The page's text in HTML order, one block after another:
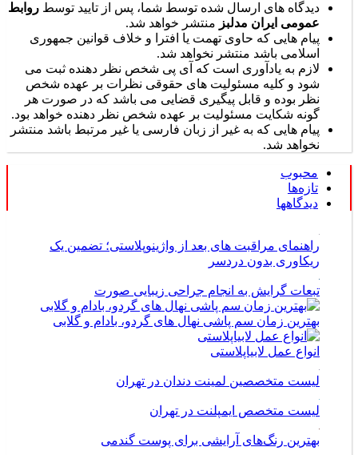
دیدگاه های ارسال شده توسط شما، پس از تایید توسط روابط
عمومی ایران مدلبز منتشر خواهد شد.
پیام هایی که حاوی تهمت یا افترا و خلاف قوانین جمهوری
اسلامی باشد منتشر نخواهد شد.
لازم به یادآوری است که آی پی شخص نظر دهنده ثبت می
شود و کلیه مسئولیت های حقوقی نظرات بر عهده شخص
نظر بوده و قابل پیگیری قضایی می باشد که در صورت هر
گونه شکایت مسئولیت بر عهده شخص نظر دهنده خواهد بود.
پیام هایی که به غیر از زبان فارسی یا غیر مرتبط باشد منتشر
نخواهد شد.
محبوب
تازه‌ها
دیدگاهها
راهنمای مراقبت های بعد از واژینوپلاستی؛ تضمین یک
ریکاوری بدون دردسر
تبعات گرایش به انجام جراحی زیبایی صورت
بهترین زمان سم پاشی نهال های گردو، بادام و گلابی
انواع عمل لابیاپلاستی
لیست متخصصین لمینت دندان در تهران
لیست متخصص ایمپلنت در تهران
بهترین رنگ‌های آرایشی برای پوست گندمی